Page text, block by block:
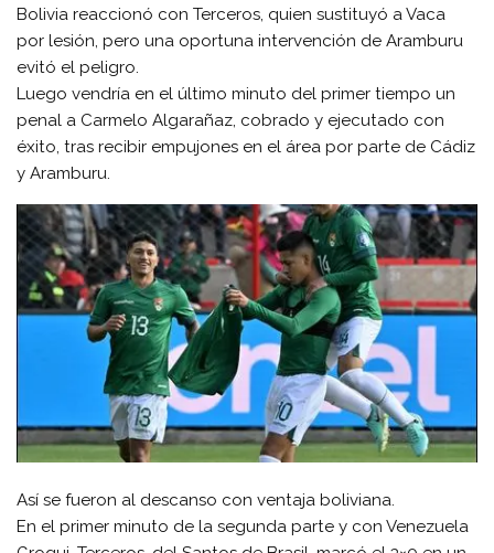
Bolivia reaccionó con Terceros, quien sustituyó a Vaca
por lesión, pero una oportuna intervención de Aramburu
evitó el peligro.
Luego vendría en el último minuto del primer tiempo un
penal a Carmelo Algarañaz, cobrado y ejecutado con
éxito, tras recibir empujones en el área por parte de Cádiz
y Aramburu.
Así se fueron al descanso con ventaja boliviana.
En el primer minuto de la segunda parte y con Venezuela